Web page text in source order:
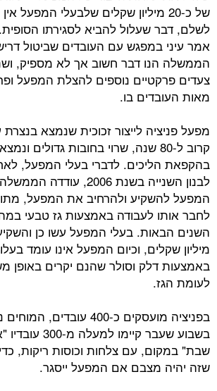
כ-20 מיליון שקלים שלבעלי המפעל אין את היכולת
שעלול להביא לסגירתו הסופית. עם זאת,
עם העובדים שביטול דרישת
דבר חשוב אך לא מספיק, ושנדרשים
נוספים להצלת המפעל ופרנסתם של
בו.
לייצור זכוכית שנמצא בנצרת עילית וקיים
קרוב ל-80 שנה, שרוי בחובות גדולים ונמצא כרגע
לדברי בעלי המפעל, לאחר מלחמת
לבנון השנייה בשנת 2006, עודדה הממשלה את
ולהרחיב את המפעל, מתוך כוונה
לעבודה באמצעות גז טבעי במהלך ארבע
השנים הבאות. בעלי המפעל עשו כן והשקיעו כ-40
וכיום המפעל אינו עומד בעלויות החימום
וסולר שהנם יקרים באופן משמעותי
בפניציה מועסקים כ-400 עובדים, המוחים נגד סגירתו.
בשבוע שעבר קיימו למעלה מ-300 עובדיו "ארוחת
עם צלחות וכוסות ריקות, כדי להמחיש
אם המפעל ייסגר.